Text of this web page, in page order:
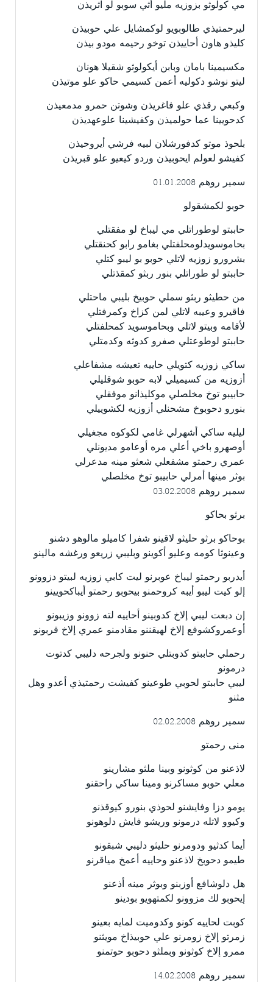
مي كولوثو بزوزيه مليو أثي سوبو لو آثريذن
ليرحمتيذي طالوبويو لوكمشايل علي حوبيذن
كليذو هاون أحاييذن توخو رحيمه مودو بيذن
مكسيمينا بامان وبابن أيكولوثو شقيلا هونان
ليتو نوشو دكوليه أعمن كسيمي حاكو علو موتيذن
وكبعي رقذي علو فاغريذن وشوتن حمرو مدمعيذن
كدحويينا عما حولميذن وكفيشينا علوعهديذن
بلحوذ موتو كدفورشلان لبيه فرشي أيروحيذن
كفيشو لعولم ايحوبيذن وردو كيعيو علو قبريذن
سمير روهم 01.01.2008
حوبو لكمشقولو
حاببتو لوطوراتلي مي ليباخ لو مفقتلي
بحاموسويدلومحلفتلي بغامو رابو كحنقتلي
بشرورو زوزيه لاتلي حوبو بو ليبو كتلي
حاببتو لو طوراتلي بنور ربثو كمقذتلي
من حطيثو ربثو سملي حوبيخ بليبي ماحتلي
فاقيرو وعيبه لاتلي لمن كزاخ وكمرفتلي
لأقامه وبيتو لاتلي وبحاموسويد كمحلفتلي
حاببتو لوطوعتلي صفرو كدوثه وكدمتلي
ساكي زوزيه كتويلي حاييه تعيشه مشفاعلي
أزوزيه من كسيميلي لابه حوبو شوقليلي
حابيبو توخ مخلصلي موكليذانو موفقلي
بنورو دحوبوخ مشحنلي أزوزيه لكشوييلي
ليليه ساكي أشهرلي غامي لكوكوه مجغيلي
أوصهرو باخي أعلي مره أوعامو مديونلي
عمري رحمتو مشفعلي شعثو مينه مدعرلي
بوثر مينها أمرلي حابيبو توخ مخلصلي
سمير روهم 03.02.2008
برثو بحاكو
بوحاكو برثو حليثو لاقينو شفرا كاميلو مالوهو دشنو
وعينوثا كومه وعليو أكوينو وبليبي زريعو ورغشه مالينو
أيدربو رحمتو ليباخ عوبرنو ليت كابي زوزيه لبيتو دزوونو
إلو كيت ليبو أيبه كروحمنو بيحوبو رحمتو أيباكحويينو
إن دبعت ليبي إلاخ كدوبينو أحاييه لته زوونو وزيبونو
أوعمروكشوفع إلاخ لهيقننو مقادمنو عمري إلاخ قربونو
رحملي حاببتو كدوبتلي حنونو ولجرحه دليبي كدتوت
درمونو
ليبي حاببتو لحوبي طوعينو كفيشت رحمتيذي أعدو وهل
مثنو
سمير روهم 02.02.2008
منى رحمتو
لاذعنو من كوثونو وبينا ملثو مشارينو
معلي حوبو مساكرنو ومينا ساكي راحقنو
يومو دزا وفايشنو لحوذي بنورو كيوقذنو
وكيوو لاتله درمونو وريشو فايش دلوهونو
أيما كدثيو ودومرنو حليثو دليبي شبقونو
طيمو دحوبخ لاذعنو وحاييه أعمخ مياقرنو
هل دلوشافع أوزبنو وبوثر مينه أذعنو
إيحوبو لك مزوونو لكمتهويو بودينو
كوبت لحاييه كونو وكدوميت لمايه بعينو
زمرتو إلاخ زومرنو علي حوبيذاخ مويثنو
ممرو إلاخ كوثونو وبملثو دحوبو حوتمنو
سمير روهم 14.02.2008